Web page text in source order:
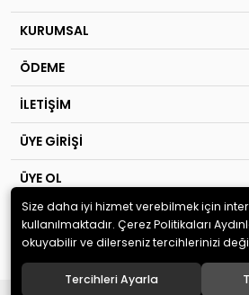
KURUMSAL
ÖDEME
İLETİŞİM
ÜYE GİRİŞİ
ÜYE OL
© 2020 TIP KİM SAN Ltd.Şti . Tüm
Yeni Nesil E-Ticaret
Size daha iyi hizmet verebilmek için
kullanılmaktadır. Çerez Politikaları
okuyabilir ve dilerseniz tercihlerinizi
Tercihleri Ayarla